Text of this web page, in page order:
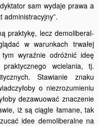
sam wydaje prawa a
administracyjny”.
praktykę, lecz demoliberal­
w warunkach trwałej
wyraźnie odróżnić ideę
wcielania, tj.
Stawianie znaku
o niezrozumieniu
dezawuować znaczenie
iż są ciągle łamane, tak
idee demoliberalne na